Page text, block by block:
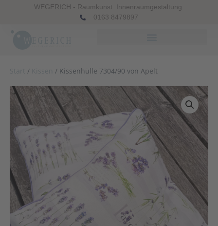
WEGERICH - Raumkunst. Innenraumgestaltung.
0163 8479897
/ / Kissenhülle 7304/90 von Apelt